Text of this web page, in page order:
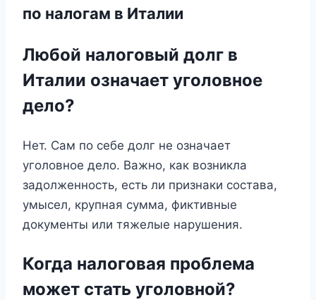
по налогам в Италии
Любой налоговый долг в
Италии означает уголовное
дело?
Нет. Сам по себе долг не означает
уголовное дело. Важно, как возникла
задолженность, есть ли признаки состава,
умысел, крупная сумма, фиктивные
документы или тяжелые нарушения.
Когда налоговая проблема
может стать уголовной?